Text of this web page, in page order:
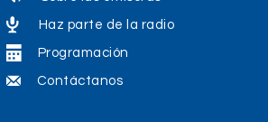
Haz parte de la radio
Programación
Contáctanos